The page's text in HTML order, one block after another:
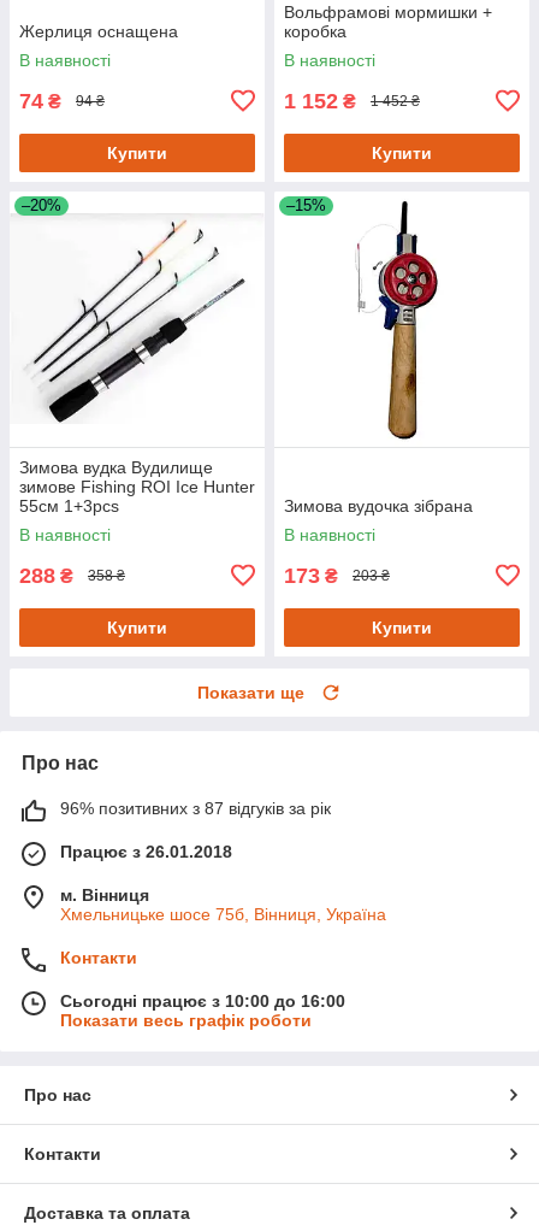
Жерлиця оснащена
В наявності
74 ₴ 94 ₴
Купити
Вольфрамові мормишки +
коробка
В наявності
1 152 ₴ 1 452 ₴
Купити
–20%
Зимова вудка Вудилище
зимове Fishing ROI Ice Hunter
55см 1+3pcs
В наявності
288 ₴ 358 ₴
Купити
–15%
Зимова вудочка зібрана
В наявності
173 ₴ 203 ₴
Купити
Показати ще
Про нас
96% позитивних з 87 відгуків за рік
Працює з 26.01.2018
м. Вінниця
Хмельницьке шосе 75б, Вінниця, Україна
Контакти
Сьогодні працює з 10:00 до 16:00
Показати весь графік роботи
Про нас
Контакти
Доставка та оплата